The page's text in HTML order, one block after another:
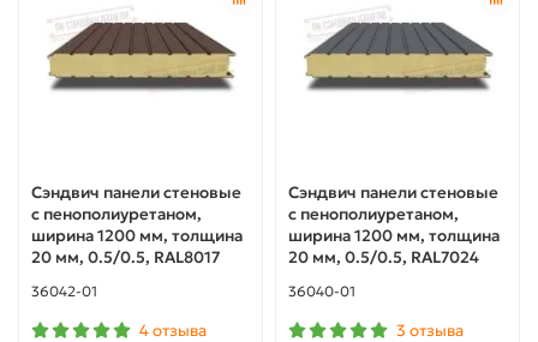
Сэндвич панели стеновые
с пенополиуретаном,
ширина 1200 мм, толщина
20 мм, 0.5/0.5, RAL8017
36042-01
4 отзыва
Сэндвич панели стеновые
с пенополиуретаном,
ширина 1200 мм, толщина
20 мм, 0.5/0.5, RAL7024
36040-01
3 отзыва